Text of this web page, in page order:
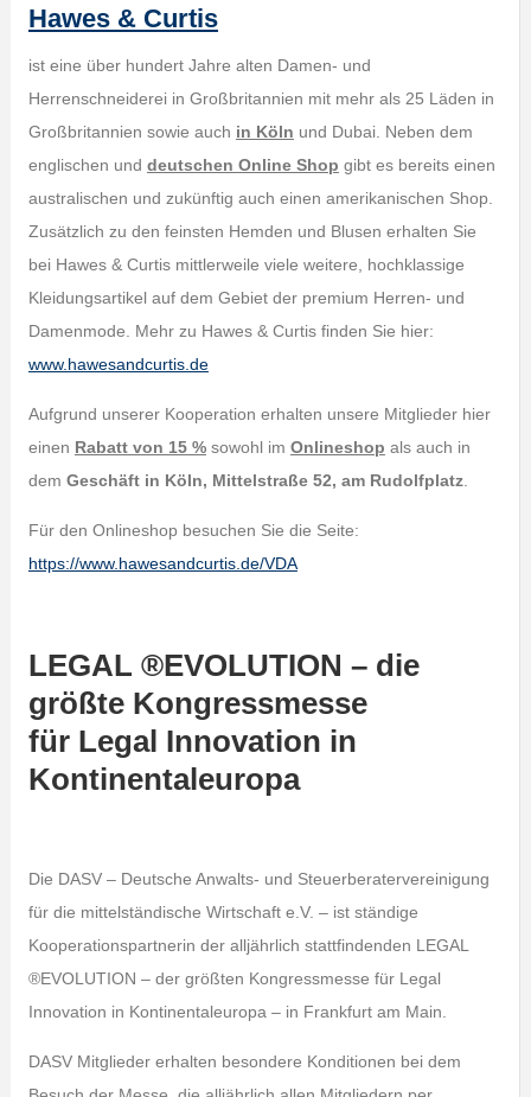
Hawes & Curtis
ist eine über hundert Jahre alten Damen- und
Herrenschneiderei in Großbritannien mit mehr als 25 Läden in
Großbritannien sowie auch in Köln und Dubai. Neben dem
englischen und deutschen Online Shop gibt es bereits einen
australischen und zukünftig auch einen amerikanischen Shop.
Zusätzlich zu den feinsten Hemden und Blusen erhalten Sie
bei Hawes & Curtis mittlerweile viele weitere, hochklassige
Kleidungsartikel auf dem Gebiet der premium Herren- und
Damenmode. Mehr zu Hawes & Curtis finden Sie hier:
www.hawesandcurtis.de
Aufgrund unserer Kooperation erhalten unsere Mitglieder hier
einen Rabatt von 15 %sowohl im Onlineshop als auch in
dem Geschäft in Köln, Mittelstraße 52, am Rudolfplatz.
Für den Onlineshop besuchen Sie die Seite:
https://www.hawesandcurtis.de/VDA
LEGAL ®EVOLUTION – die
größte Kongressmesse
für Legal Innovation in
Kontinentaleuropa
Die DASV – Deutsche Anwalts- und Steuerberatervereinigung
für die mittelständische Wirtschaft e.V. – ist ständige
Kooperationspartnerin der alljährlich stattfindenden LEGAL
®EVOLUTION – der größten Kongressmesse für Legal
Innovation in Kontinentaleuropa – in Frankfurt am Main.
DASV Mitglieder erhalten besondere Konditionen bei dem